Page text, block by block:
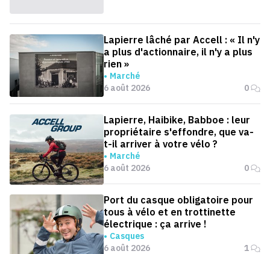
Lapierre lâché par Accell : « Il n'y
a plus d'actionnaire, il n'y a plus
rien »
Marché
6 août 2026
0
Lapierre, Haibike, Babboe : leur
propriétaire s'effondre, que va-
t-il arriver à votre vélo ?
Marché
6 août 2026
0
Port du casque obligatoire pour
tous à vélo et en trottinette
électrique : ça arrive !
Casques
6 août 2026
1